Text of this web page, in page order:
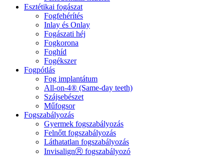
Esztétikai fogászat
Fogfehérítés
Inlay és Onlay
Fogászati héj
Fogkorona
Foghíd
Fogékszer
Fogpótlás
Fog implantátum
All-on-4® (Same-day teeth)
Szájsebészet
Műfogsor
Fogszabályozás
Gyermek fogszabályozás
Felnőtt fogszabályozás
Láthatatlan fogszabályozás
InvisalignⓇ fogszabályozó